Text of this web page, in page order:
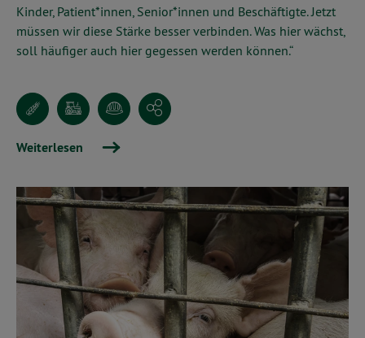
Kinder, Patient*innen, Senior*innen und Beschäftigte. Jetzt
müssen wir diese Stärke besser verbinden. Was hier wächst,
soll häufiger auch hier gegessen werden können.“
Weiterlesen